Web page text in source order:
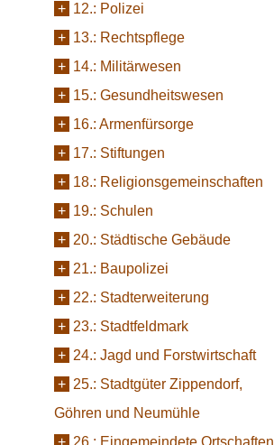
+ 12.: Polizei
+ 13.: Rechtspflege
+ 14.: Militärwesen
+ 15.: Gesundheitswesen
+ 16.: Armenfürsorge
+ 17.: Stiftungen
+ 18.: Religionsgemeinschaften
+ 19.: Schulen
+ 20.: Städtische Gebäude
+ 21.: Baupolizei
+ 22.: Stadterweiterung
+ 23.: Stadtfeldmark
+ 24.: Jagd und Forstwirtschaft
+ 25.: Stadtgüter Zippendorf,
Göhren und Neumühle
+ 26.: Eingemeindete Ortschaften